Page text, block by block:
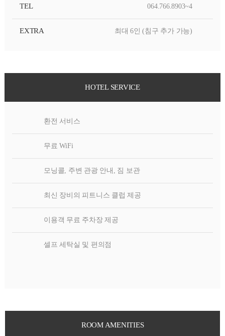
TEL 064.766.8903~4
EXTRA 최대 6인 (침구 추가 가능)
HOTEL SERVICE
환전 서비스
무료 WiFi
모닝콜, 주변 관광 안내, 짐 보관
최신 장비의 피트니스 클럽 제공
이용객 무료 주차장 제공
셀프 세탁실 및 편의점
ROOM AMENITIES